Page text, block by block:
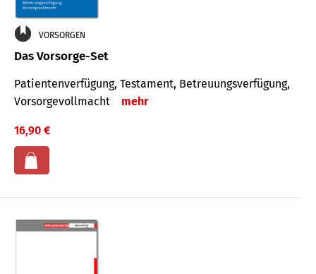
VORSORGEN
Das Vorsorge-Set
Patienten­ver­fügung, Testa­ment, Be­treuungs­verfü­gung,
Vor­sorge­voll­macht
mehr
16,90 €